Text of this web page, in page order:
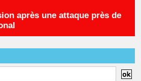
après une attaque près de